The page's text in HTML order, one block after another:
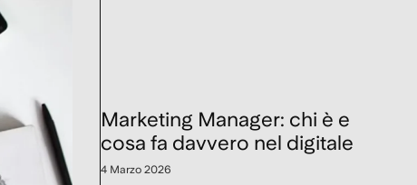
Marketing Manager: chi è e
cosa fa davvero nel digitale
4 Marzo 2026